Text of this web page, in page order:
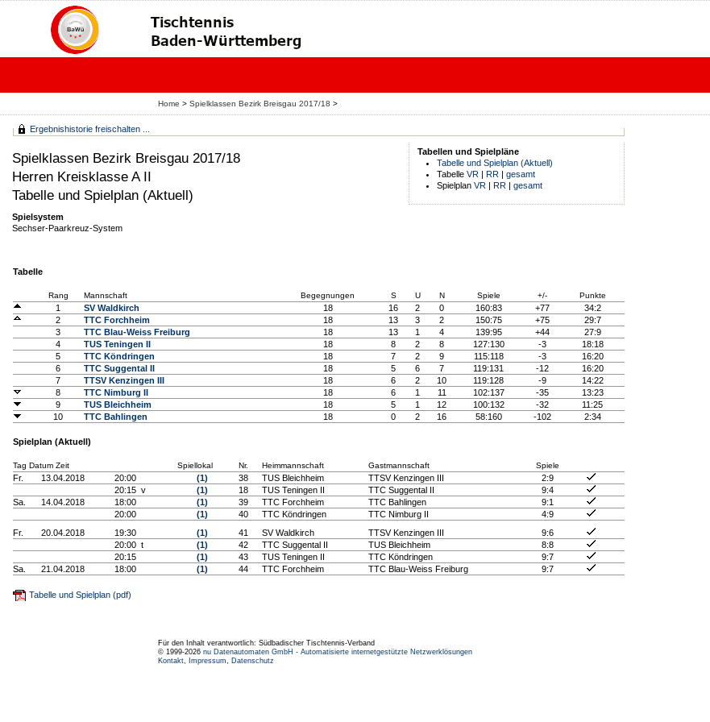
Home > Spielklassen Bezirk Breisgau 2017/18 >
Ergebnishistorie freischalten ...
Spielklassen Bezirk Breisgau 2017/18
Herren Kreisklasse A II
Tabelle und Spielplan (Aktuell)
Spielsystem
Sechser-Paarkreuz-System
Tabellen und Spielpläne
Tabelle und Spielplan (Aktuell)
Tabelle VR | RR | gesamt
Spielplan VR | RR | gesamt
Tabelle
Rang Mannschaft Begegnungen S U N Spiele +/- Punkte
1 SV Waldkirch 18 16 2 0 160:83 +77
34:2
2
TTC Forchheim 18 13 3 2 150:75 +75
29:7
3
TTC Blau-Weiss Freiburg 18 13 1 4 139:95 +44
27:9
4
TUS Teningen II 18 8 2 8 127:130 -3
18:18
5
TTC Köndringen 18 7 2 9 115:118 -3
16:20
6
TTC Suggental II 18 5 6 7 119:131 -12
16:20
7
TTSV Kenzingen III 18 6 2 10 119:128 -9
14:22
8
TTC Nimburg II 18 6 1 11 102:137 -35
13:23
9
TUS Bleichheim 18 5 1 12 100:132 -32
11:25
10
TTC Bahlingen 18 0 2 16 58:160 -102 2:34
Spielplan (Aktuell)
Tag Datum Zeit Spiellokal Nr. Heimmannschaft Gastmannschaft Spiele
Fr. 13.04.2018 20:00 (1) 38 TUS Bleichheim TTSV Kenzingen III
2:9
20:15 v
(1) 18 TUS Teningen II TTC Suggental II
9:4
Sa.
14.04.2018 18:00 (1) 39 TTC Forchheim TTC Bahlingen
9:1
20:00
(1) 40 TTC Köndringen TTC Nimburg II
4:9
Fr.
20.04.2018 19:30 (1) 41 SV Waldkirch TTSV Kenzingen III
9:6
20:00 t
(1) 42 TTC Suggental II TUS Bleichheim
8:8
20:15
(1) 43 TUS Teningen II TTC Köndringen
9:7
Sa.
21.04.2018 18:00 (1) 44 TTC Forchheim TTC Blau-Weiss Freiburg 9:7
Tabelle und Spielplan (pdf)
Für den Inhalt verantwortlich: Südbadischer Tischtennis-Verband
© 1999-2026 nu Datenautomaten GmbH - Automatisierte internetgestützte Netzwerklösungen
Kontakt, Impressum, Datenschutz